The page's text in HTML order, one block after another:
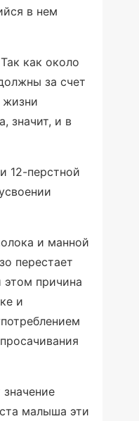
в нем
как около
за счет
жизни
значит, и в
12-перстной
и манной
перестает
этом причина
и
малыша эти